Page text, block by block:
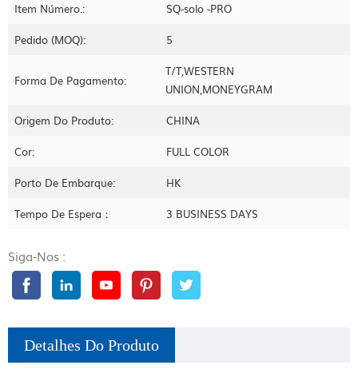
Item Número.: SQ-solo -PRO
Pedido (MOQ): 5
Forma De Pagamento:
T/T,WESTERN
UNION,MONEYGRAM
Origem Do Produto: CHINA
Cor: FULL COLOR
Porto De Embarque: HK
Tempo De Espera： 3 BUSINESS DAYS
Siga-Nos :
Detalhes Do Produto